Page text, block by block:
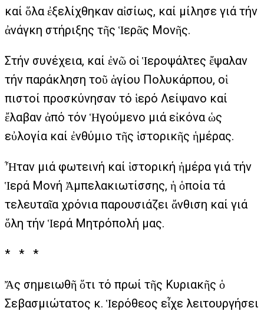
καί ὅλα ἐξελίχθηκαν αἰσίως, καί μίλησε γιά τήν
ἀνάγκη στήριξης τῆς Ἱερᾶς Μονῆς.
Στήν συνέχεια, καί ἐνῶ οἱ Ἱεροψάλτες ἔψαλαν
τήν παράκληση τοῦ ἁγίου Πολυκάρπου, οἱ
πιστοί προσκύνησαν τό ἱερό Λείψανο καί
ἔλαβαν ἀπό τόν Ἡγούμενο μιά εἰκόνα ὡς
εὐλογία καί ἐνθύμιο τῆς ἱστορικῆς ἡμέρας.
Ἦταν μιά φωτεινή καί ἱστορική ἡμέρα γιά τήν
Ἱερά Μονή Ἀμπελακιωτίσσης, ἡ ὁποία τά
τελευταῖα χρόνια παρουσιάζει ἄνθιση καί γιά
ὅλη τήν Ἱερά Μητρόπολή μας.
* * *
Ἄς σημειωθῆ ὅτι τό πρωί τῆς Κυριακῆς ὁ
Σεβασμιώτατος κ. Ἱερόθεος εἶχε λειτουργήσει